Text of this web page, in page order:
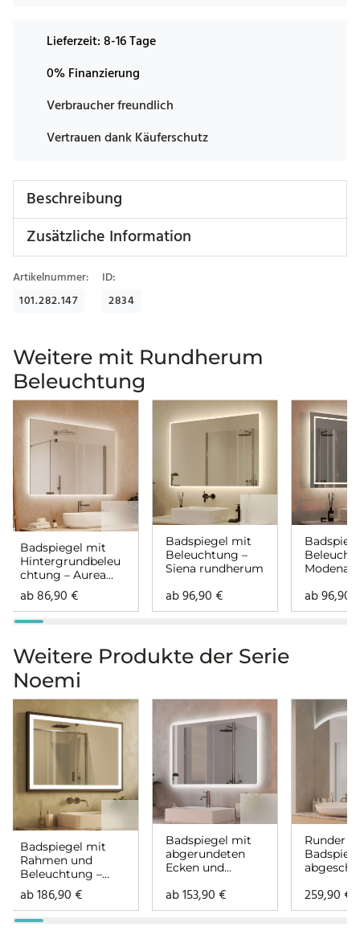
Lieferzeit:8-16 Tage
0% Finanzierung
Verbraucher freundlich
Vertrauen dank Käuferschutz
Beschreibung
Zusätzliche Information
Artikelnummer:
101.282.147
ID:
2834
Weitere mit Rundherum
Beleuchtung
Badspiegel mit
Hintergrundbeleu
chtung – Aurea
rundherum
ab86,90€
Badspiegel mit
Beleuchtung –
Siena rundherum
ab96,90€
Modena
ab96,90
Weitere Produkte der Serie
Noemi
Badspiegel mit
Rahmen und
Beleuchtung –
Noemi
rundherum
ab186,90€
Badspiegel mit
abgerundeten
Ecken und
Noemi
rundherum
ab153,90€
Runder
– Noemi
259,90€